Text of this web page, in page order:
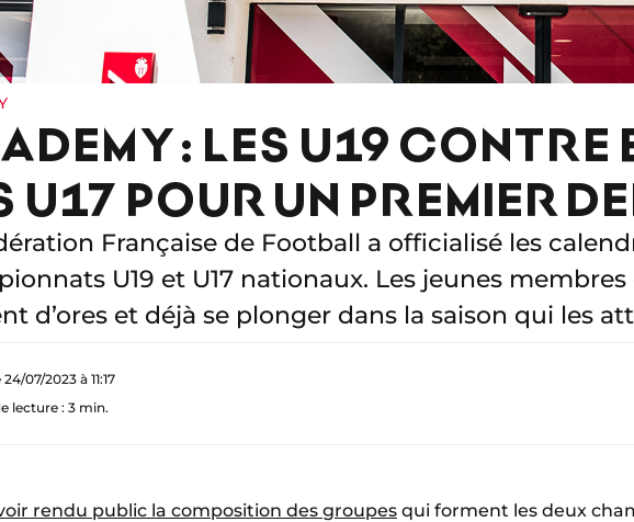
: LES U19 CONTRE
U17 POUR UN PREMIER
Française de Football a officialisé les
U19 et U17 nationaux. Les jeunes membres
d’ores et déjà se plonger dans la saison qui les
07/2023 à 11:17
lecture : 3 min.
rendu public la composition des groupes qui forment les deux